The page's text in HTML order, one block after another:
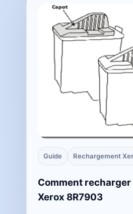
Guide Rechargement
Comment
Xerox 8R7903